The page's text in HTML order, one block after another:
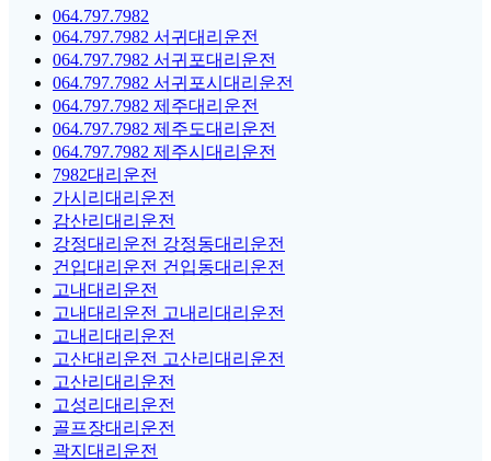
064.797.7982
064.797.7982 서귀대리운전
064.797.7982 서귀포대리운전
064.797.7982 서귀포시대리운전
064.797.7982 제주대리운전
064.797.7982 제주도대리운전
064.797.7982 제주시대리운전
7982대리운전
가시리대리운전
감산리대리운전
강정대리운전 강정동대리운전
건입대리운전 건입동대리운전
고내대리운전
고내대리운전 고내리대리운전
고내리대리운전
고산대리운전 고산리대리운전
고산리대리운전
고성리대리운전
골프장대리운전
곽지대리운전